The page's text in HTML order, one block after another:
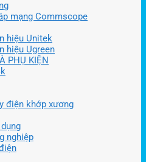
mạng Commscope
hiệu Unitek
hiệu Ugreen
PHỤ KIỆN
điện khớp xương
nghiệp